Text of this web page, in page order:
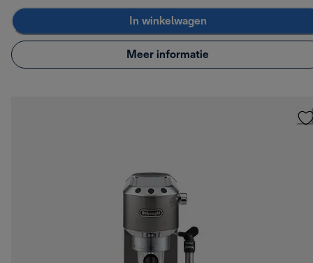
In winkelwagen
Meer informatie